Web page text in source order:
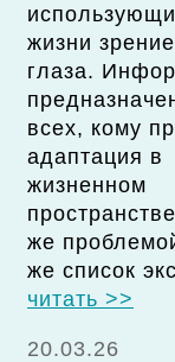
жизни
глаза.
всех, кому
адаптация в
жизненном
же
же список
читать >>
20.03.26